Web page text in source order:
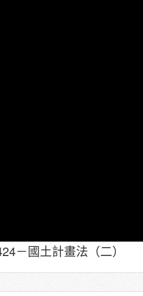
－國土計畫法（二）